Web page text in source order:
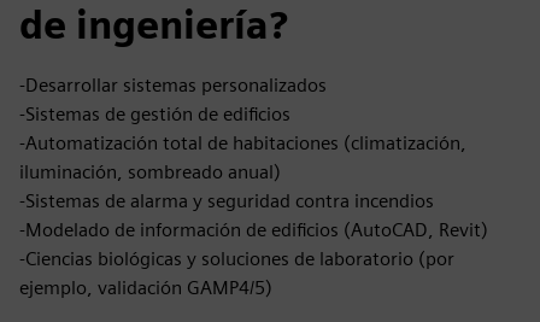
de ingeniería?
-Desarrollar sistemas personalizados
-Sistemas de gestión de edificios
-Automatización total de habitaciones (climatización,
iluminación, sombreado anual)
-Sistemas de alarma y seguridad contra incendios
-Modelado de información de edificios (AutoCAD, Revit)
-Ciencias biológicas y soluciones de laboratorio (por
ejemplo, validación GAMP4/5)